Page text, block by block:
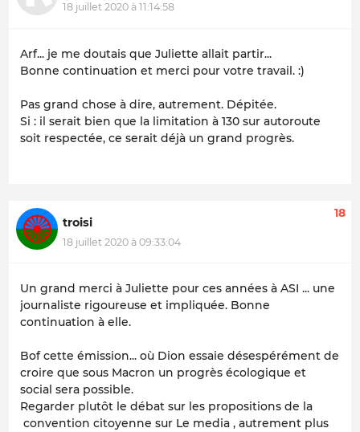
18 juillet 2020 à 11:14:58
Arf... je me doutais que Juliette allait partir...
Bonne continuation et merci pour votre travail. :)
Pas grand chose à dire, autrement. Dépitée.
Si : il serait bien que la limitation à 130 sur autoroute
soit respectée, ce serait déjà un grand progrès.
troisi
18 juillet 2020 à 09:33:04
18
Un grand merci à Juliette pour ces années à ASI ... une
journaliste rigoureuse et impliquée. Bonne
continuation à elle.
Bof cette émission... où Dion essaie désespérément de
croire que sous Macron un progrès écologique et
social sera possible.
Regarder plutôt le débat sur les propositions de la
convention citoyenne sur Le media , autrement plus